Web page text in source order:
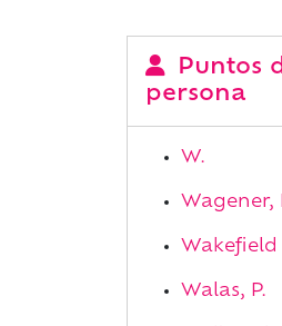
Puntos
persona
W.
Wagener,
Wakefield
Walas, P.